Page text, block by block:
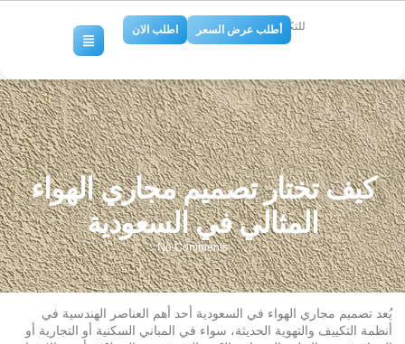
للتكييف والتبريد
أطلب عرض السعر اطلب الان
كيف تختار تصميم مجاري الهواء
المثالي في السعودية
No Comments
يُعد تصميم مجاري الهواء في السعودية أحد أهم العناصر الهندسية في
أنظمة التكييف والتهوية الحديثة، سواء في المباني السكنية أو التجارية أو